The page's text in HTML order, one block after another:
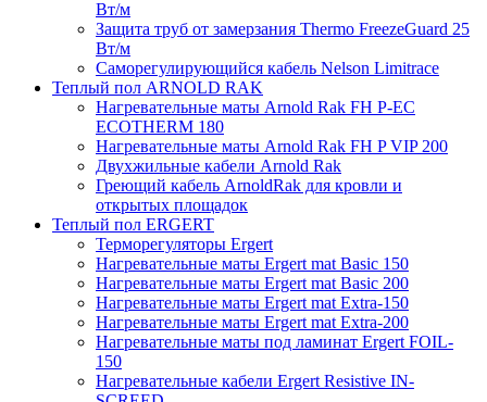
Вт/м
Защита труб от замерзания Thermo FreezeGuard 25
Вт/м
Саморегулирующийся кабель Nelson Limitrace
Теплый пол ARNOLD RAK
Нагревательные маты Arnold Rak FH P-EC
ECOTHERM 180
Нагревательные маты Arnold Rak FH P VIP 200
Двухжильные кабели Arnold Rak
Греющий кабель ArnoldRak для кровли и
открытых площадок
Теплый пол ERGERT
Терморегуляторы Ergert
Нагревательные маты Ergert mat Basic 150
Нагревательные маты Ergert mat Basic 200
Нагревательные маты Ergert mat Extra-150
Нагревательные маты Ergert mat Extra-200
Нагревательные маты под ламинат Ergert FOIL-
150
Нагревательные кабели Ergert Resistive IN-